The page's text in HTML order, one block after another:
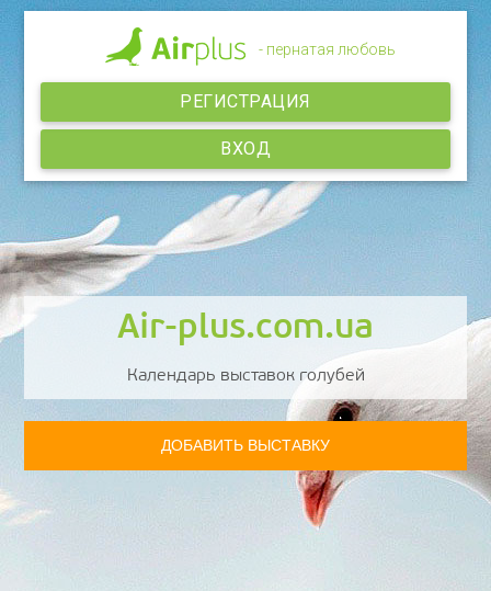
- пернатая любовь
ВХОД
РЕГИСТРАЦИЯ
Air-plus.com.ua
Календарь выставок голубей
ДОБАВИТЬ ВЫСТАВКУ